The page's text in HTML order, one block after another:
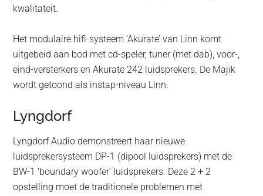
kwalitateit.
Het modulaire hifi-systeem ‘Akurate’ van Linn komt
uitgebeid aan bod met cd-speler, tuner (met dab), voor-,
eind-versterkers en Akurate 242 luidsprekers. De Majik
wordt getoond als instap-niveau Linn.
Lyngdorf
Lyngdorf Audio demonstreert haar nieuwe
luidsprekersysteem DP-1 (dipool luidsprekers) met de
BW-1 ‘boundary woofer’ luidsprekers. Deze 2 + 2
opstelling moet de traditionele problemen met